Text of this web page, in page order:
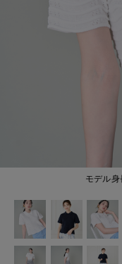
モデル